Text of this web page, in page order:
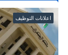
اعلانات التوظيف